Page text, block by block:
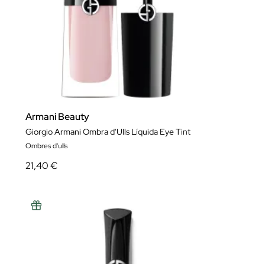
Armani Beauty
Giorgio Armani Ombra d'Ulls Líquida Eye Tint
Ombres d'ulls
21,40 €